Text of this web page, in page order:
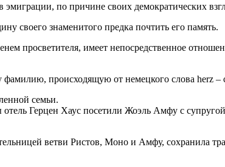
по причине своих демократических
своего знаменитого предка почтить его память.
просветителя, имеет непосредственное
происходящую от немецкого слова herz –
семьи.
Герцен Хаус посетили Жоэль Амфу с
ветви Ристов, Моно и Амфу, сохранила